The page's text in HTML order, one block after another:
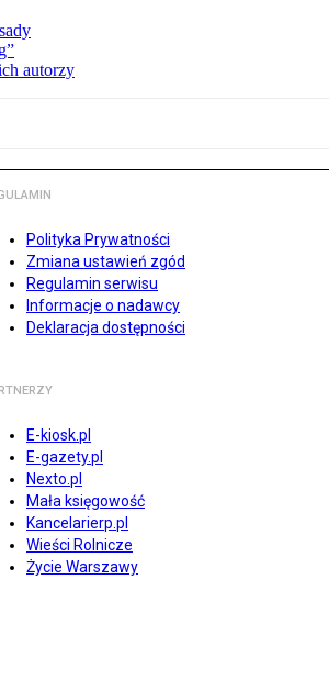
autorzy
Polityka Prywatności
Zmiana ustawień zgód
Regulamin serwisu
Informacje o nadawcy
Deklaracja dostępności
E-kiosk.pl
E-gazety.pl
Nexto.pl
Mała księgowość
Kancelarierp.pl
Wieści Rolnicze
Życie Warszawy